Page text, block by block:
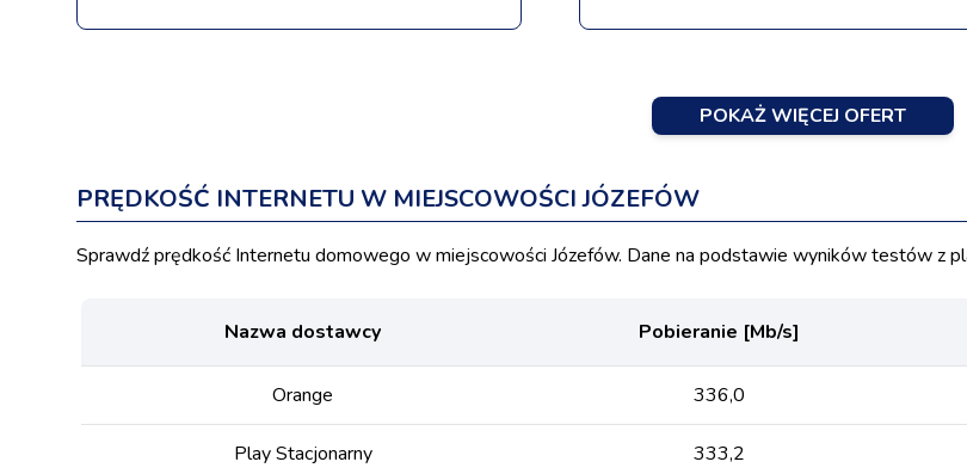
POKAŻ WIĘCEJ OFERT
PRĘDKOŚĆ INTERNETU W MIEJSCOWOŚCI JÓZEFÓW
Sprawdź prędkość Internetu domowego w miejscowości Józefów. Dane na podstawie wyników testów z
Nazwa dostawcy Pobieranie [Mb/s]
Orange 336,0
Play Stacjonarny 333,2